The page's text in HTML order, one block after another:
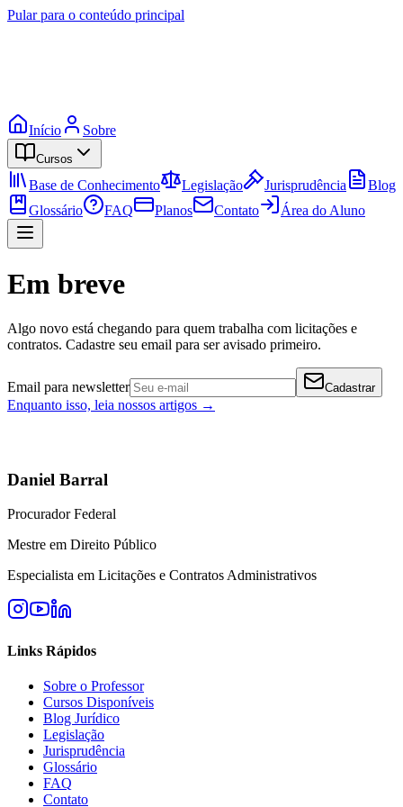
Pular para o conteúdo principal
Início Sobre
Cursos
Base de Conhecimento Legislação Jurisprudência
Blog
Glossário
FAQ Planos Contato Área do Aluno
Em breve
Algo novo está chegando para quem trabalha com licitações e
contratos. Cadastre seu email para ser avisado primeiro.
Email para newsletter Cadastrar
Enquanto isso, leia nossos artigos →
Daniel Barral
Procurador Federal
Mestre em Direito Público
Especialista em Licitações e Contratos Administrativos
Links Rápidos
Sobre o Professor
Cursos Disponíveis
Blog Jurídico
Legislação
Jurisprudência
Glossário
FAQ
Contato